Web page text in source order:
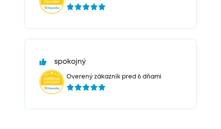
spokojný
Overený zákazník pred 6 dňami